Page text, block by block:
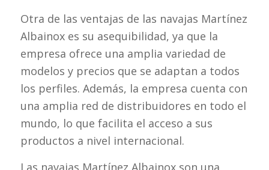
Otra de las ventajas de las navajas Martínez
Albainox es su asequibilidad, ya que la
empresa ofrece una amplia variedad de
modelos y precios que se adaptan a todos
los perfiles. Además, la empresa cuenta con
una amplia red de distribuidores en todo el
mundo, lo que facilita el acceso a sus
productos a nivel internacional.